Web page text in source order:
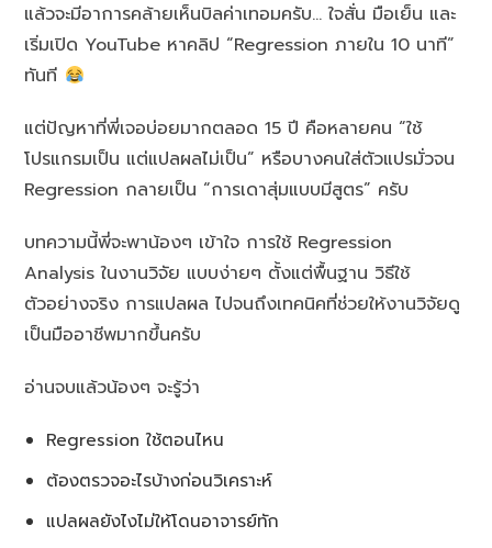
แล้วจะมีอาการคล้ายเห็นบิลค่าเทอมครับ… ใจสั่น มือเย็น และ
เริ่มเปิด YouTube หาคลิป “Regression ภายใน 10 นาที”
ทันที
แต่ปัญหาที่พี่เจอบ่อยมากตลอด 15 ปี คือหลายคน “ใช้
โปรแกรมเป็น แต่แปลผลไม่เป็น” หรือบางคนใส่ตัวแปรมั่วจน
Regression กลายเป็น “การเดาสุ่มแบบมีสูตร” ครับ
บทความนี้พี่จะพาน้องๆ เข้าใจ การใช้ Regression
Analysis ในงานวิจัย แบบง่ายๆ ตั้งแต่พื้นฐาน วิธีใช้
ตัวอย่างจริง การแปลผล ไปจนถึงเทคนิคที่ช่วยให้งานวิจัยดู
เป็นมืออาชีพมากขึ้นครับ
อ่านจบแล้วน้องๆ จะรู้ว่า
Regression ใช้ตอนไหน
ต้องตรวจอะไรบ้างก่อนวิเคราะห์
แปลผลยังไงไม่ให้โดนอาจารย์ทัก